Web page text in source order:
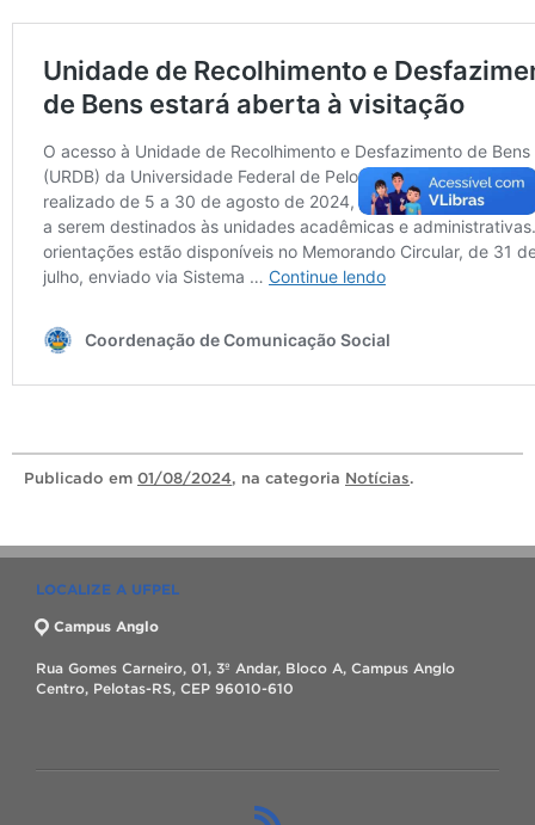
Publicado em 01/08/2024, na categoria Notícias.
LOCALIZE A UFPEL
Campus Anglo
Rua Gomes Carneiro, 01, 3º Andar, Bloco A, Campus Anglo
Centro, Pelotas-RS, CEP 96010-610